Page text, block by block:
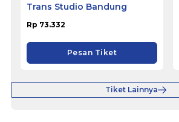
Trans Studio Bandung
Rp 73.332
Pesan Tiket
Tiket Lainnya